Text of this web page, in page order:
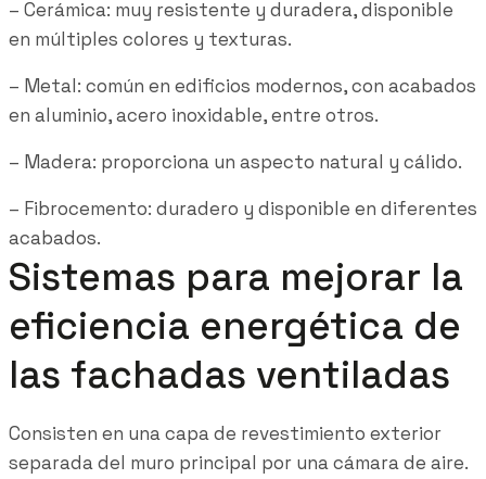
– Cerámica: muy resistente y duradera, disponible
en múltiples colores y texturas.
– Metal: común en edificios modernos, con acabados
en aluminio, acero inoxidable, entre otros.
– Madera: proporciona un aspecto natural y cálido.
– Fibrocemento: duradero y disponible en diferentes
acabados.
Sistemas para mejorar la
eficiencia energética de
las fachadas ventiladas
Consisten en una capa de revestimiento exterior
separada del muro principal por una cámara de aire.